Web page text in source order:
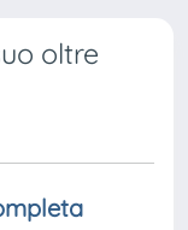
oltre